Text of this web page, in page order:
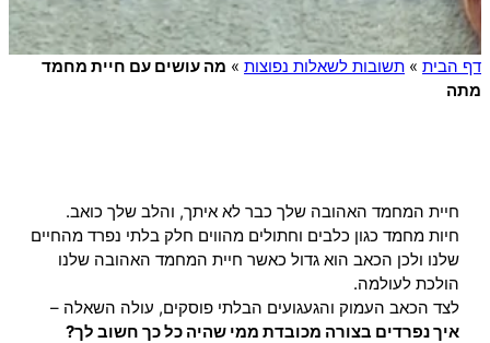
דף הבית » תשובות לשאלות נפוצות » מה עושים עם חיית מחמד
מתה
חיית המחמד האהובה שלך כבר לא איתך, והלב שלך כואב.
חיות מחמד כגון כלבים וחתולים מהווים חלק בלתי נפרד מהחיים
שלנו ולכן הכאב הוא גדול כאשר חיית המחמד האהובה שלנו
הולכת לעולמה.
לצד הכאב העמוק והגעגועים הבלתי פוסקים, עולה השאלה –
איך נפרדים בצורה מכובדת ממי שהיה כל כך חשוב לך?